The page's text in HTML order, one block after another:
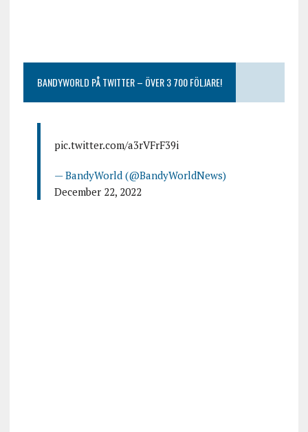
BANDYWORLD PÅ TWITTER – ÖVER 3 700 FÖLJARE!
pic.twitter.com/a3rVFrF39i
— BandyWorld (@BandyWorldNews)
December 22, 2022